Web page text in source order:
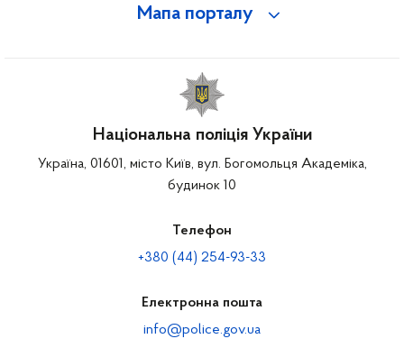
Мапа порталу
Національна поліція України
Україна, 01601, місто Київ, вул. Богомольця Академіка,
будинок 10
Телефон
+380 (44) 254-93-33
Електронна пошта
info@police.gov.ua